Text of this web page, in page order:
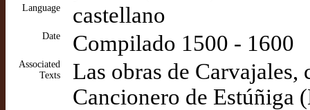
Language castellano
Date Compilado 1500 - 1600
Associated
Texts
Las obras de
Cancionero de Estúñiga